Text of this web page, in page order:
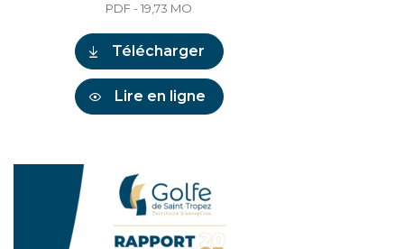
PDF - 19,73 MO
Télécharger
Lire en ligne